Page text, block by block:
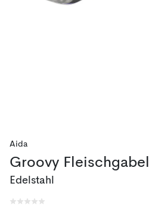
Aida
Groovy Fleischgabel
Edelstahl